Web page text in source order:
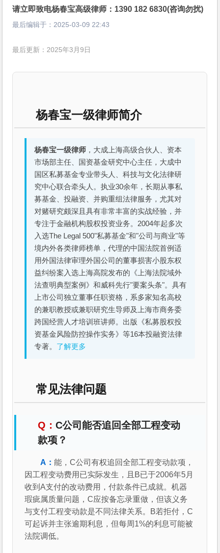
请立即致电杨春宝高级律师：1390 182 6830(咨询勿扰)
最后编辑于： 2025-03-09 22:43
最后更新：2025年3月9日
杨春宝一级律师简介
杨春宝一级律师 ，大成上海高级合伙人、资本
市场部主任、国资基金研究中心主任，大成中
国区私募基金专业带头人、科技与文化法律研
究中心联合牵头人。执业30余年，长期从事私
募基金、投融资、并购重组法律服务，尤其对
对赌研究颇深且具有非常丰富的实战经验，并
专注于金融机构股权投资业务。2004年起多次
入选The Legal 500"私募基金"和"公司与商业"等
境内外各类律师榜单，代理的中国法院首例适
用外国法律审理外国公司的董事损害小股东权
益纠纷案入选上海高院发布的《上海法院域外
法查明典型案例》和威科先行"要案头条"。具有
上市公司独立董事任职资格，系多家知名高校
的兼职教授或兼职研究生导师及上海市商务委
跨国经营人才培训班讲师。出版《私募股权投
资基金风险防控操作实务》等16本投融资法律
专著。 了解更多
常见法律问题
C公司能否追回全部工程变动
款项？
能，C公司有权追回全部工程变动款项，
因工程变动费用已实际发生，且B已于2006年5月
收到A支付的改动费用，付款条件已成就。机器
瑕疵属质量问题，C应按备忘录重做，但该义务
与支付工程变动款是不同法律关系。B若拒付，C
可起诉并主张逾期利息，但每周1%的利息可能被
法院调低。